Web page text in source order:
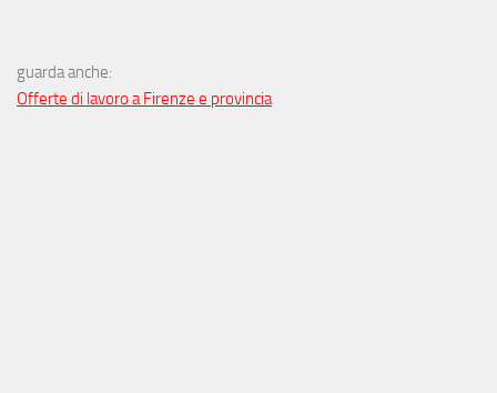
guarda anche:
Offerte di lavoro a Firenze e provincia